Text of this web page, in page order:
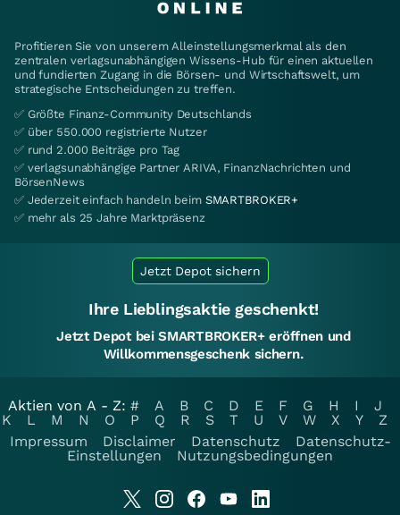
Profitieren Sie von unserem Alleinstellungsmerkmal als den
zentralen verlagsunabhängigen Wissens-Hub für einen aktuellen
und fundierten Zugang in die Börsen- und Wirtschaftswelt, um
strategische Entscheidungen zu treffen.
✅ Größte Finanz-Community Deutschlands
✅ über 550.000 registrierte Nutzer
✅ rund 2.000 Beiträge pro Tag
✅ verlagsunabhängige Partner ARIVA, FinanzNachrichten und
BörsenNews
✅ Jederzeit einfach handeln beim SMARTBROKER+
✅ mehr als 25 Jahre Marktpräsenz
Jetzt Depot sichern
Ihre Lieblingsaktie geschenkt!
Jetzt Depot bei SMARTBROKER+ eröffnen und
Willkommensgeschenk sichern.
Aktien von A - Z: # A B C D E F G H I
J
K
L M N O P Q R S T U V W X Y
Z
Impressum
Disclaimer Datenschutz
Datenschutz-
Einstellungen
Nutzungsbedingungen